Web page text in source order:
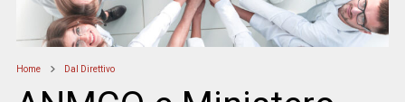
Home Dal Direttivo